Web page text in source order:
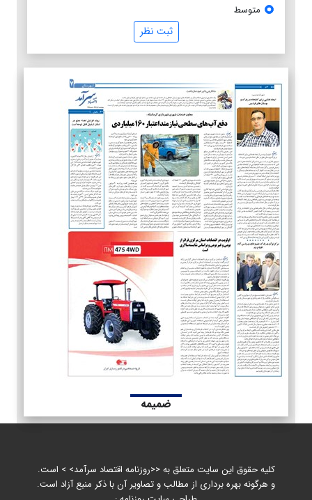
متوسط
ثبت نظر
ضمیمه
کلیه حقوق این سایت متعلق به <<روزنامه اقتصاد سرآمد> > است.
و هرگونه بهره برداری از مطالب و تصاویر آن با ذکر منبع آزاد است.